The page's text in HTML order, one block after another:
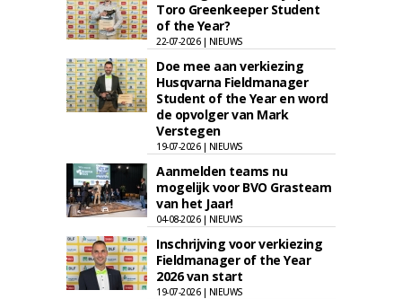
Toro Greenkeeper Student
of the Year?
22-07-2026 | NIEUWS
Doe mee aan verkiezing
Husqvarna Fieldmanager
Student of the Year en word
de opvolger van Mark
Verstegen
19-07-2026 | NIEUWS
Aanmelden teams nu
mogelijk voor BVO Grasteam
van het Jaar!
04-08-2026 | NIEUWS
Inschrijving voor verkiezing
Fieldmanager of the Year
2026 van start
19-07-2026 | NIEUWS